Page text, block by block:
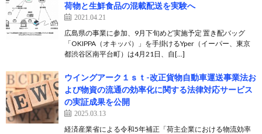
荷物と生鮮食品の混載配送を実験へ
2021.04.21
広島県の事業に参加、9月下旬めど実施予定 置き配バッグ
「OKIPPA（オキッパ）」を手掛けるYper（イーパー、東京
都渋谷区南平台町）は4月21日、自[…]
ウイングアーク１ｓｔ-改正貨物自動車運送事業法お
よび物資の流通の効率化に関する法律対応サービス
の実証成果を公開
2025.03.13
経済産業省による令和5年補正「荷主企業における物流効率